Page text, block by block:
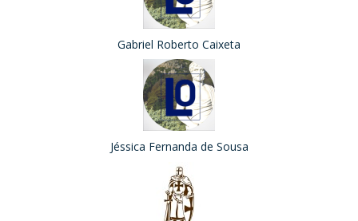
Gabriel Roberto Caixeta
Jéssica Fernanda de Sousa